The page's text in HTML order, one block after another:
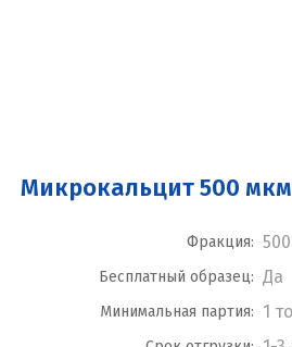
Микрокальцит 500
Фракция:
Бесплатный образец: Да
Минимальная партия: 1